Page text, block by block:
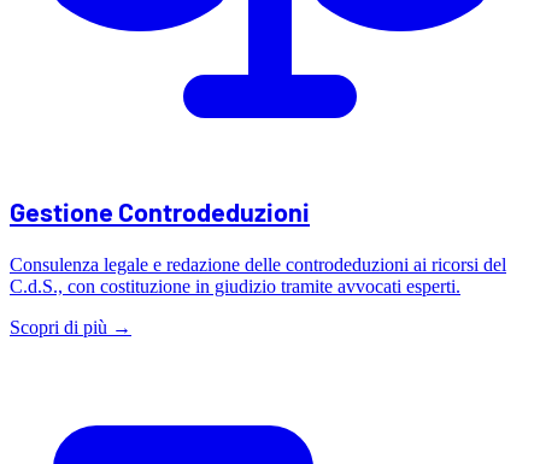
Gestione Controdeduzioni
Consulenza legale e redazione delle controdeduzioni ai ricorsi del
C.d.S., con costituzione in giudizio tramite avvocati esperti.
Scopri di più →